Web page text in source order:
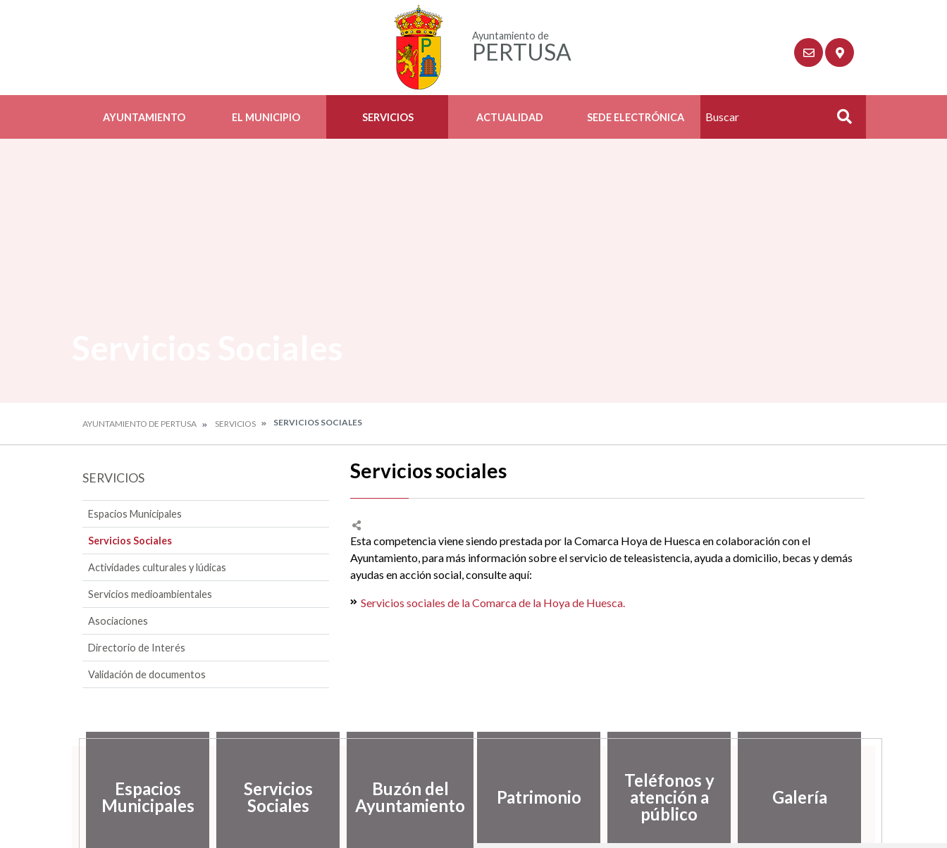
Ayuntamiento de
PERTUSA
AYUNTAMIENTO EL MUNICIPIO SERVICIOS ACTUALIDAD SEDE ELECTRÓNICA Buscar
AYUNTAMIENTO DE PERTUSA SERVICIOS SERVICIOS SOCIALES
SERVICIOS
Espacios Municipales
Servicios Sociales
Actividades culturales y lúdicas
Servicios medioambientales
Asociaciones
Directorio de Interés
Validación de documentos
Servicios sociales
Esta competencia viene siendo prestada por la Comarca Hoya de Huesca en colaboración con el
Ayuntamiento, para más información sobre el servicio de teleasistencia, ayuda a domicilio, becas y demás
ayudas en acción social, consulte aquí:
Servicios sociales de la Comarca de la Hoya de Huesca.
Espacios
Municipales
Servicios
Sociales
Buzón del
Ayuntamiento
Patrimonio
Teléfonos y
atención a
público
Galería